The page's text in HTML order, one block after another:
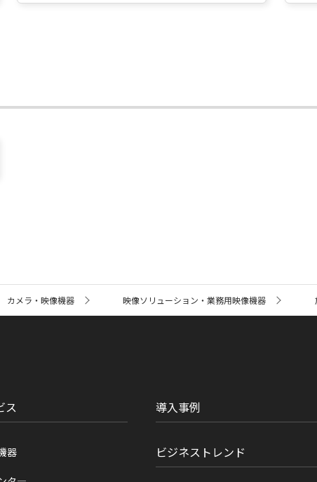
カメラ・映像機器 映像ソリューション・業務用映像機器
ス
器
導入事例
ビジネストレンド